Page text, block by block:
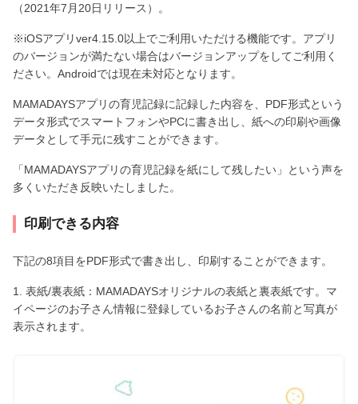
（2021年7月20日リリース）。
※iOSアプリver4.15.0以上でご利用いただける機能です。アプリ
のバージョンが満たない場合はバージョンアップをしてご利用く
ださい。Androidでは現在未対応となります。
MAMADAYSアプリの育児記録に記録した内容を、PDF形式という
データ形式でスマートフォンやPCに書き出し、紙への印刷や画像
データとして手元に残すことができます。
「MAMADAYSアプリの育児記録を紙にして残したい」という声を
多くいただき反映いたしました。
印刷できる内容
下記の8項目をPDF形式で書き出し、印刷することができます。
1. 表紙/裏表紙：MAMADAYSオリジナルの表紙と裏表紙です。マ
イページのお子さん情報に登録しているお子さんの名前と写真が
表示されます。